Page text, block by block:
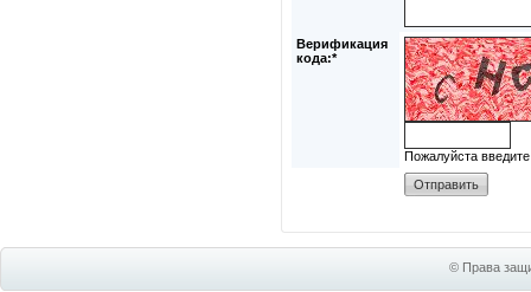
Верификация
кода:*
Пожалуйста
© Права